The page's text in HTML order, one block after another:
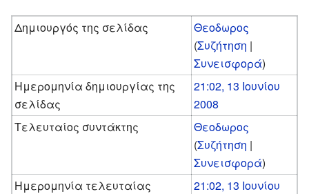
Δημιουργός της σελίδας
Θεοδωρος
(Συζήτηση |
Συνεισφορά)
Ημερομηνία δημιουργίας της
σελίδας
21:02, 13 Ιουνίου
2008
Τελευταίος συντάκτης
Θεοδωρος
(Συζήτηση |
Συνεισφορά)
Ημερομηνία τελευταίας
21:02, 13 Ιουνίου